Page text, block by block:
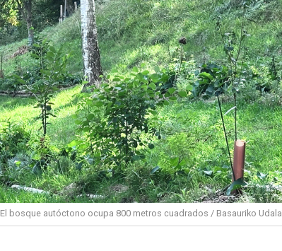
El bosque autóctono ocupa 800 metros cuadrados / Basauriko Udala